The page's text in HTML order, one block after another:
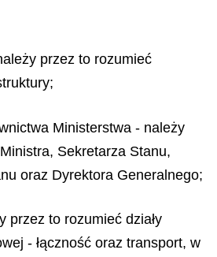
przez to rozumieć
Ministerstwa - należy
Sekretarza Stanu,
oraz Dyrektora Generalnego;
przez to rozumieć działy
- łączność oraz transport, w